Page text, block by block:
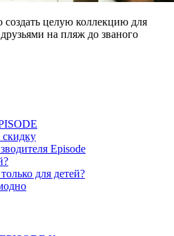
целую коллекцию для
на пляж до званого
Episode
для детей?